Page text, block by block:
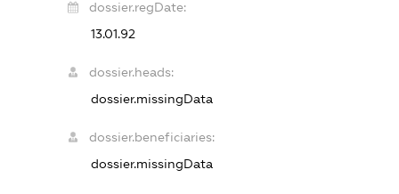
dossier.regDate:
13.01.92
dossier.heads:
dossier.missingData
dossier.beneficiaries:
dossier.missingData